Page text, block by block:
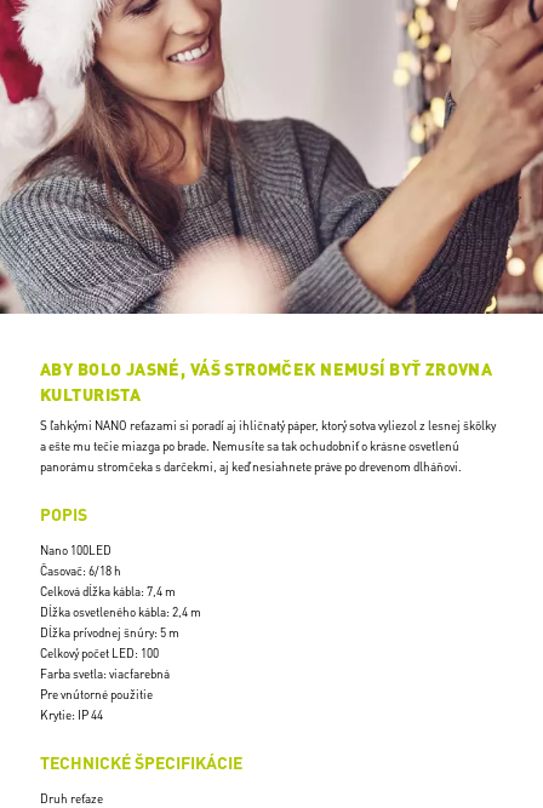
ABY BOLO JASNÉ, VÁŠ STROMČEK NEMUSÍ BYŤ ZROVNA
KULTURISTA
S ľahkými NANO reťazami si poradí aj ihličnatý páper, ktorý sotva vyliezol z lesnej škôlky
a ešte mu tečie miazga po brade. Nemusíte sa tak ochudobniť o krásne osvetlenú
panorámu stromčeka s darčekmi, aj keď nesiahnete práve po drevenom dlháňovi.
POPIS
Nano 100LED
Časovač: 6/18 h
Celková dĺžka kábla: 7,4 m
Dĺžka osvetleného kábla: 2,4 m
Dĺžka prívodnej šnúry: 5 m
Celkový počet LED: 100
Farba svetla: viacfarebná
Pre vnútorné použitie
Krytie: IP 44
TECHNICKÉ ŠPECIFIKÁCIE
Druh reťaze